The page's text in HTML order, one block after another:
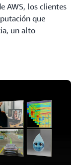
AWS, los clientes
que
un alto